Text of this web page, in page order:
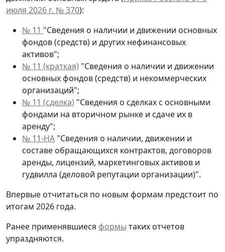
июля 2026 г. № 370):
№ 11 "Сведения о наличии и движении основных
фондов (средств) и других нефинансовых
активов";
№ 11 (краткая) "Сведения о наличии и движении
основных фондов (средств) и некоммерческих
организаций";
№ 11 (сделка) "Сведения о сделках с основными
фондами на вторичном рынке и сдаче их в
аренду";
№ 11-НА "Сведения о наличии, движении и
составе обращающихся контрактов, договоров
аренды, лицензий, маркетинговых активов и
гудвилла (деловой репутации организации)".
Впервые отчитаться по новым формам предстоит по
итогам 2026 года.
Ранее применявшиеся формы таких отчетов
упраздняются.